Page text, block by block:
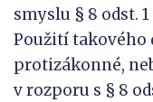
smyslu § 8 odst.
Použití takového
protizákonné,
v rozporu s § 8